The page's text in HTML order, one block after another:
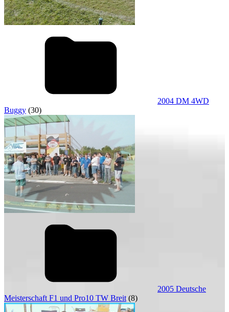
2004 DM 4WD
Buggy (30)
2005 Deutsche
Meisterschaft F1 und Pro10 TW Breit (8)